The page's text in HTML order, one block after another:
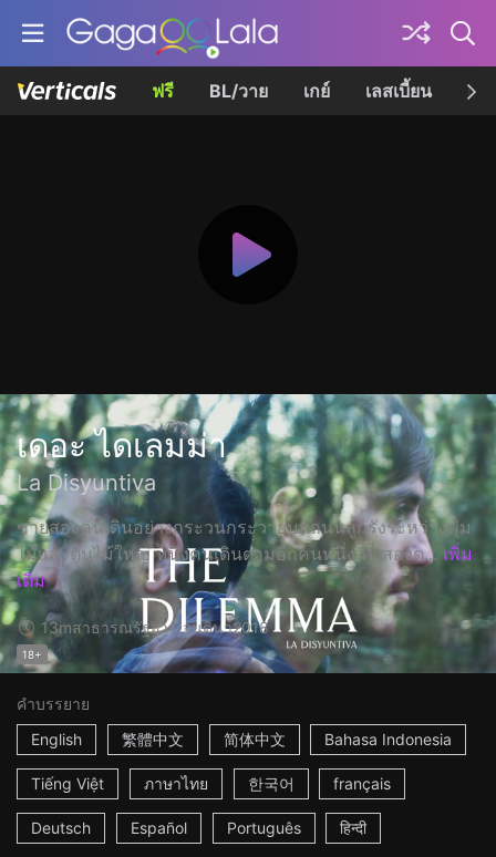
ฟรี BL/วาย เกย์ เลสเบี้ยน เค
เดอะ ไดเลมม่า
La Disyuntiva
ชายสองคนเดินอย่างกระวนกระวายบนถนนลูกรังระหว่างพุ่ม
ไม้และต้นไม้ใหญ่ หนึ่งคนเดินตามอีกคนหนึ่ง ทั้งสองต... เพิ่ม
เติม
13mสาธารณรัฐอาร์เจนตินา2018
18+
คำบรรยาย
English
繁體中文 简体中文 Bahasa Indonesia
Tiếng Việt ภาษาไทย 한국어 français
Deutsch Español Português हिन्दी